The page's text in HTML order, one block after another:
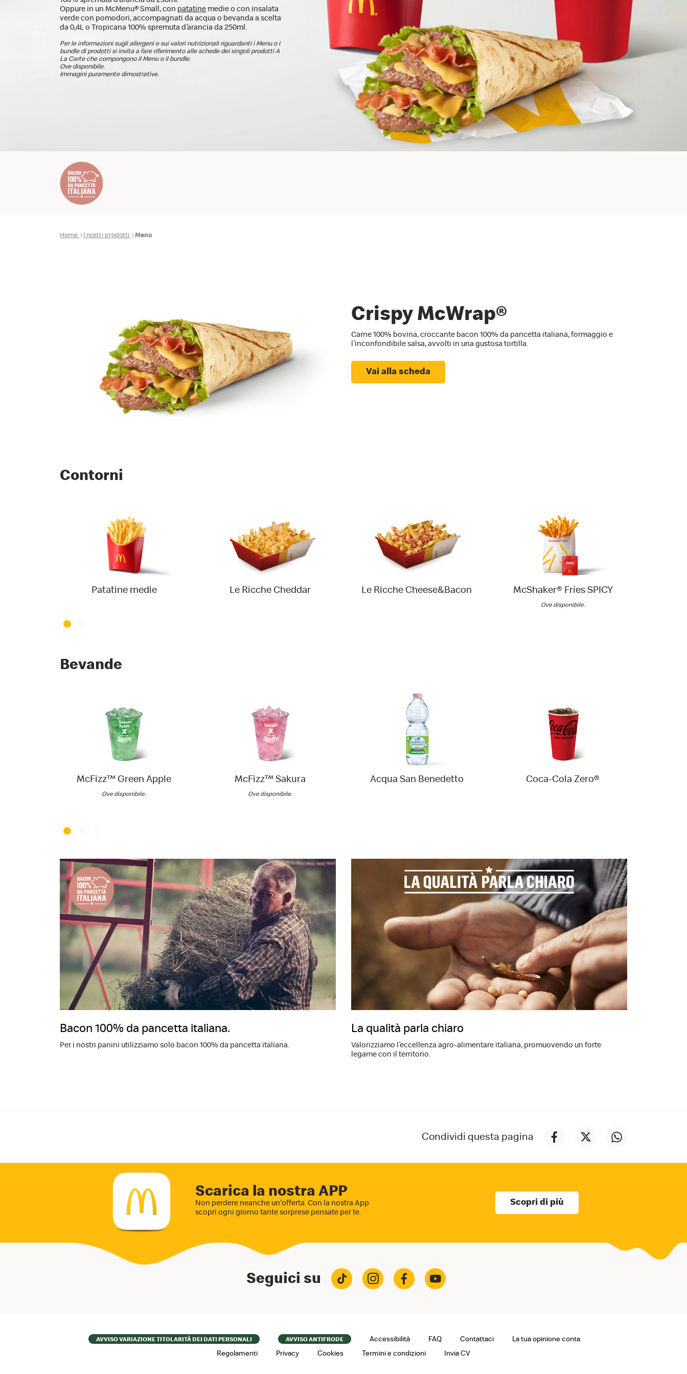
Oppure in un McMenu® Small, con patatine medie o con insalata
verde con pomodori, accompagnati da acqua o bevanda a scelta
da 0,4L o Tropicana 100% spremuta d’arancia da 250ml.
Per le informazioni sugli allergeni e sui valori nutrizionali riguardanti i Menu o i
bundle di prodotti si invita a fare riferimento alle schede dei singoli prodotti A
La Carte che compongono il Menu o il bundle.
Ove disponibile.
Immagini puramente dimostrative.
Home I nostri prodotti Menu
Crispy McWrap®
Carne 100% bovina, croccante bacon 100% da pancetta italiana, formaggio e
l’inconfondibile salsa, avvolti in una gustosa tortilla.
Vai alla scheda
Contorni
Patatine medie Le Ricche Cheddar Le Ricche Cheese&Bacon McShaker® Fries SPICY
Ove disponibile.
Bevande
McFizz™ Green Apple
Ove disponibile.
McFizz™ Sakura
Ove disponibile.
Acqua San Benedetto Coca-Cola Zero®
Bacon 100% da pancetta italiana.
Per i nostri panini utilizziamo solo bacon 100% da pancetta italiana.
La qualità parla chiaro
Valorizziamo l’eccellenza agro-alimentare italiana, promuovendo un forte
legame con il territorio.
Condividi questa pagina
Scarica la nostra APP
Non perdere neanche un'offerta. Con la nostra App
scopri ogni giorno tante sorprese pensate per te.
Scopri di più
Seguici su
FooterAVVISO VARIAZIONE TITOLARITÀ DEI DATI PERSONALI AVVISO ANTIFRODE Accessibilità FAQ Contattaci
La tua opinione conta
Regolamenti
Privacy Cookies Termini e condizioni Invia CV